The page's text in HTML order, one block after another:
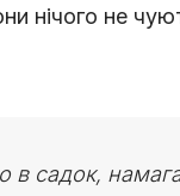
нічого не
садок,